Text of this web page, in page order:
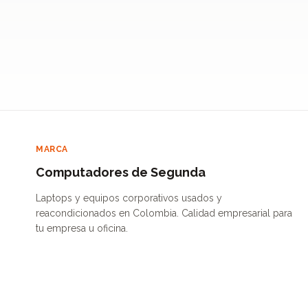
MARCA
Computadores de Segunda
Laptops y equipos corporativos usados y
reacondicionados en Colombia. Calidad empresarial para
tu empresa u oficina.